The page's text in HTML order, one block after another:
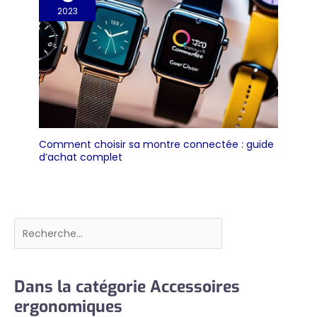
pour les amis, les partenaires,
les parents ou les personnes
âgées (pour soulager la
raideur et la douleur), les
amateurs de sport (pour
soutenir la récupération après
une blessure), des collègues
et plus encore. Montrez vos
soins avec ce cadeau pratique
et bien pensé.
2023
Comment choisir sa montre connectée : guide
d’achat complet
Rechercher
Dans la catégorie Accessoires
ergonomiques